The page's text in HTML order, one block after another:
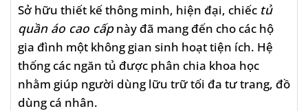
Sở hữu thiết kế thông minh, hiện đại, chiếc tủ
quần áo cao cấpnày đã mang đến cho các hộ
gia đình một không gian sinh hoạt tiện ích. Hệ
thống các ngăn tủ được phân chia khoa học
nhằm giúp người dùng lữu trữ tối đa tư trang, đồ
dùng cá nhân.